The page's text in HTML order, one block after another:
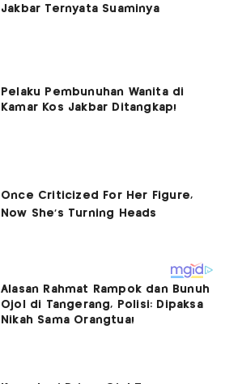
Jakbar Ternyata Suaminya
Pelaku Pembunuhan Wanita di
Kamar Kos Jakbar Ditangkap!
Alasan Rahmat Rampok dan Bunuh
Ojol di Tangerang, Polisi: Dipaksa
Nikah Sama Orangtua!